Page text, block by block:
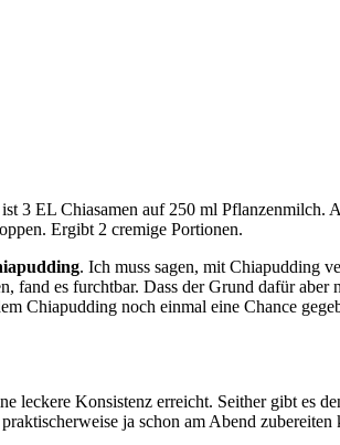
EL Chiasamen auf 250 ml Pflanzenmilch.
Ergibt 2 cremige Portionen.
. Ich muss sagen, mit Chiapudding
fand es furchtbar. Dass der Grund dafür
Chiapudding noch einmal eine Chance
leckere Konsistenz erreicht. Seither gibt es
ja schon am Abend